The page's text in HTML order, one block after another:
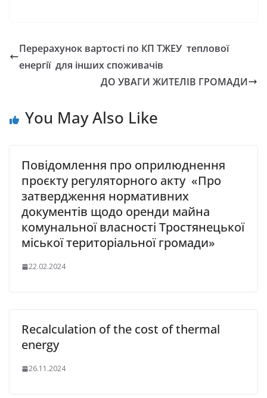
b
o
t
e
g
r
s
A
p
l
Перерахунок вартості по КП ТЖЕУ теплової
енергії для інших споживачів
ДО УВАГИ ЖИТЕЛІВ ГРОМАДИ
You May Also Like
Повідомлення про оприлюднення
проєкту регуляторного акту «Про
затвердження нормативних
документів щодо оренди майна
комунальної власності Тростянецької
міської територіальної громади»
22.02.2024
Recalculation of the cost of thermal
energy
26.11.2024